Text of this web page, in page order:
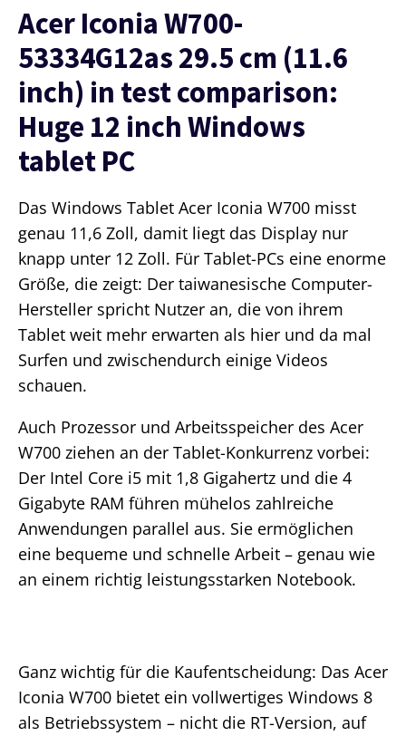
Acer Iconia W700-
53334G12as 29.5 cm (11.6
inch) in test comparison:
Huge 12 inch Windows
tablet PC
Das Windows Tablet Acer Iconia W700 misst
genau 11,6 Zoll, damit liegt das Display nur
knapp unter 12 Zoll. Für Tablet-PCs eine enorme
Größe, die zeigt: Der taiwanesische Computer-
Hersteller spricht Nutzer an, die von ihrem
Tablet weit mehr erwarten als hier und da mal
Surfen und zwischendurch einige Videos
schauen.
Auch Prozessor und Arbeitsspeicher des Acer
W700 ziehen an der Tablet-Konkurrenz vorbei:
Der Intel Core i5 mit 1,8 Gigahertz und die 4
Gigabyte RAM führen mühelos zahlreiche
Anwendungen parallel aus. Sie ermöglichen
eine bequeme und schnelle Arbeit – genau wie
an einem richtig leistungsstarken Notebook.
Ganz wichtig für die Kaufentscheidung: Das Acer
Iconia W700 bietet ein vollwertiges Windows 8
als Betriebssystem – nicht die RT-Version, auf